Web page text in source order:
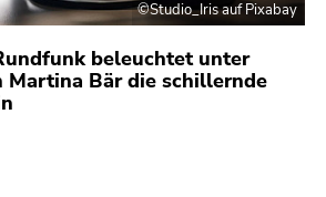
©Studio_Iris auf Pixabay
beleuchtet unter
Bär die schillernde